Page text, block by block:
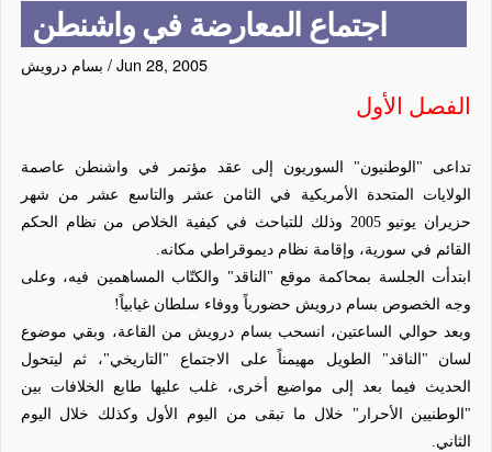
اجتماع المعارضة في واشنطن
بسام درويش /Jun 28, 2005
الفصل الأول
تداعى "الوطنيون" السوريون إلى عقد مؤتمر في واشنطن عاصمة
الولايات المتحدة الأمريكية في الثامن عشر والتاسع عشر من شهر
حزيران يونيو 2005 وذلك للتباحث في كيفية الخلاص من نظام الحكم
القائم في سورية، وإقامة نظام ديموقراطي مكانه.
ابتدأت الجلسة بمحاكمة موقع "الناقد" والكتّاب المساهمين فيه، وعلى
وجه الخصوص بسام درويش حضورياً ووفاء سلطان غيابياً!
وبعد حوالي الساعتين، انسحب بسام درويش من القاعة، وبقي موضوع
لسان "الناقد" الطويل مهيمناً على الاجتماع "التاريخي"، ثم ليتحول
الحديث فيما بعد إلى مواضيع أخرى، غلب عليها طابع الخلافات بين
"الوطنيين الأحرار" خلال ما تبقى من اليوم الأول وكذلك خلال اليوم
الثاني.